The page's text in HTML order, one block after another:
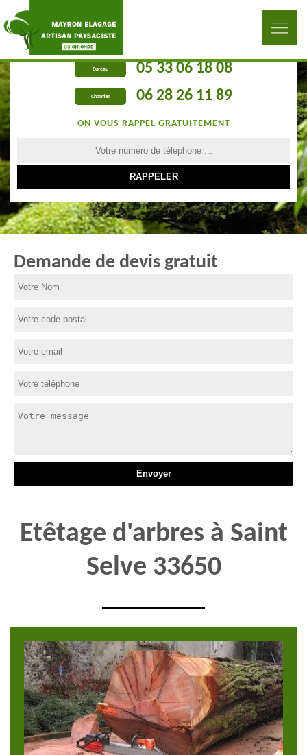
Bureau 05 33 06 18 08
Chantier 06 28 26 11 89
ON VOUS RAPPEL GRATUITEMENT
Demande de devis gratuit
Etêtage d'arbres à Saint
Selve 33650